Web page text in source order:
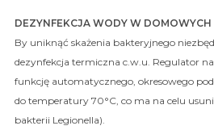
DEZYNFEKCJA WODY W
By uniknąć skażenia bakteryjnego
dezynfekcja termiczna c.w.u. Regulator
funkcję automatycznego, okresowego
do temperatury 70°C, co ma na celu
bakterii Legionella).